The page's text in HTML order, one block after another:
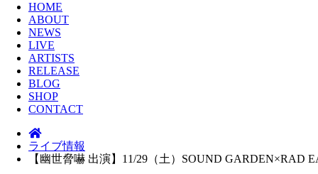
HOME
ABOUT
NEWS
LIVE
ARTISTS
RELEASE
BLOG
SHOP
CONTACT
ライブ情報
【幽世脅嚇 出演】11/29（土）SOUND GARDEN×RAD